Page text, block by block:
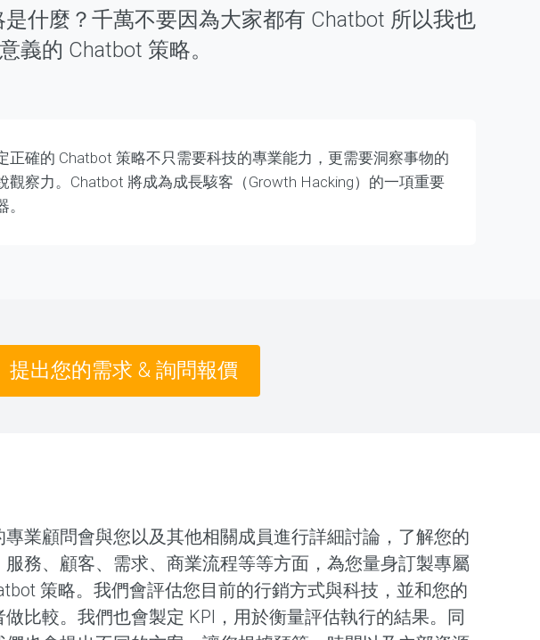
什麼？千萬不要因為大家都有 Chatbot 所以我也
義的 Chatbot 策略。
正確的 Chatbot 策略不只需要科技的專業能力，更需要洞察事物的
觀察力。Chatbot 將成為成長駭客（Growth Hacking）的一項重要
。
提出您的需求 & 詢問報價
專業顧問會與您以及其他相關成員進行詳細討論，了解您的
服務、顧客、需求、商業流程等等方面，為您量身訂製專屬
策略。我們會評估您目前的行銷方式與科技，並和您的
做比較。我們也會製定 KPI，用於衡量評估執行的結果。同